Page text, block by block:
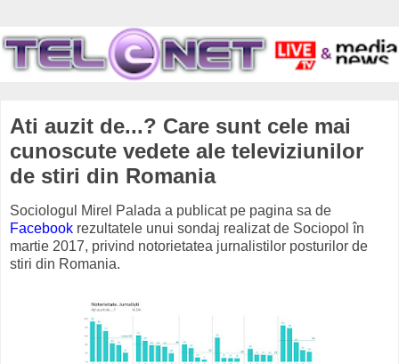
Ati auzit de...? Care sunt cele mai
cunoscute vedete ale televiziunilor
de stiri din Romania
Sociologul Mirel Palada a publicat pe pagina sa de
Facebook rezultatele unui sondaj realizat de Sociopol în
martie 2017, privind notorietatea jurnalistilor posturilor de
stiri din Romania.